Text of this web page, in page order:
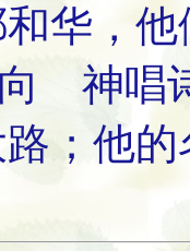
华，
神唱
；他